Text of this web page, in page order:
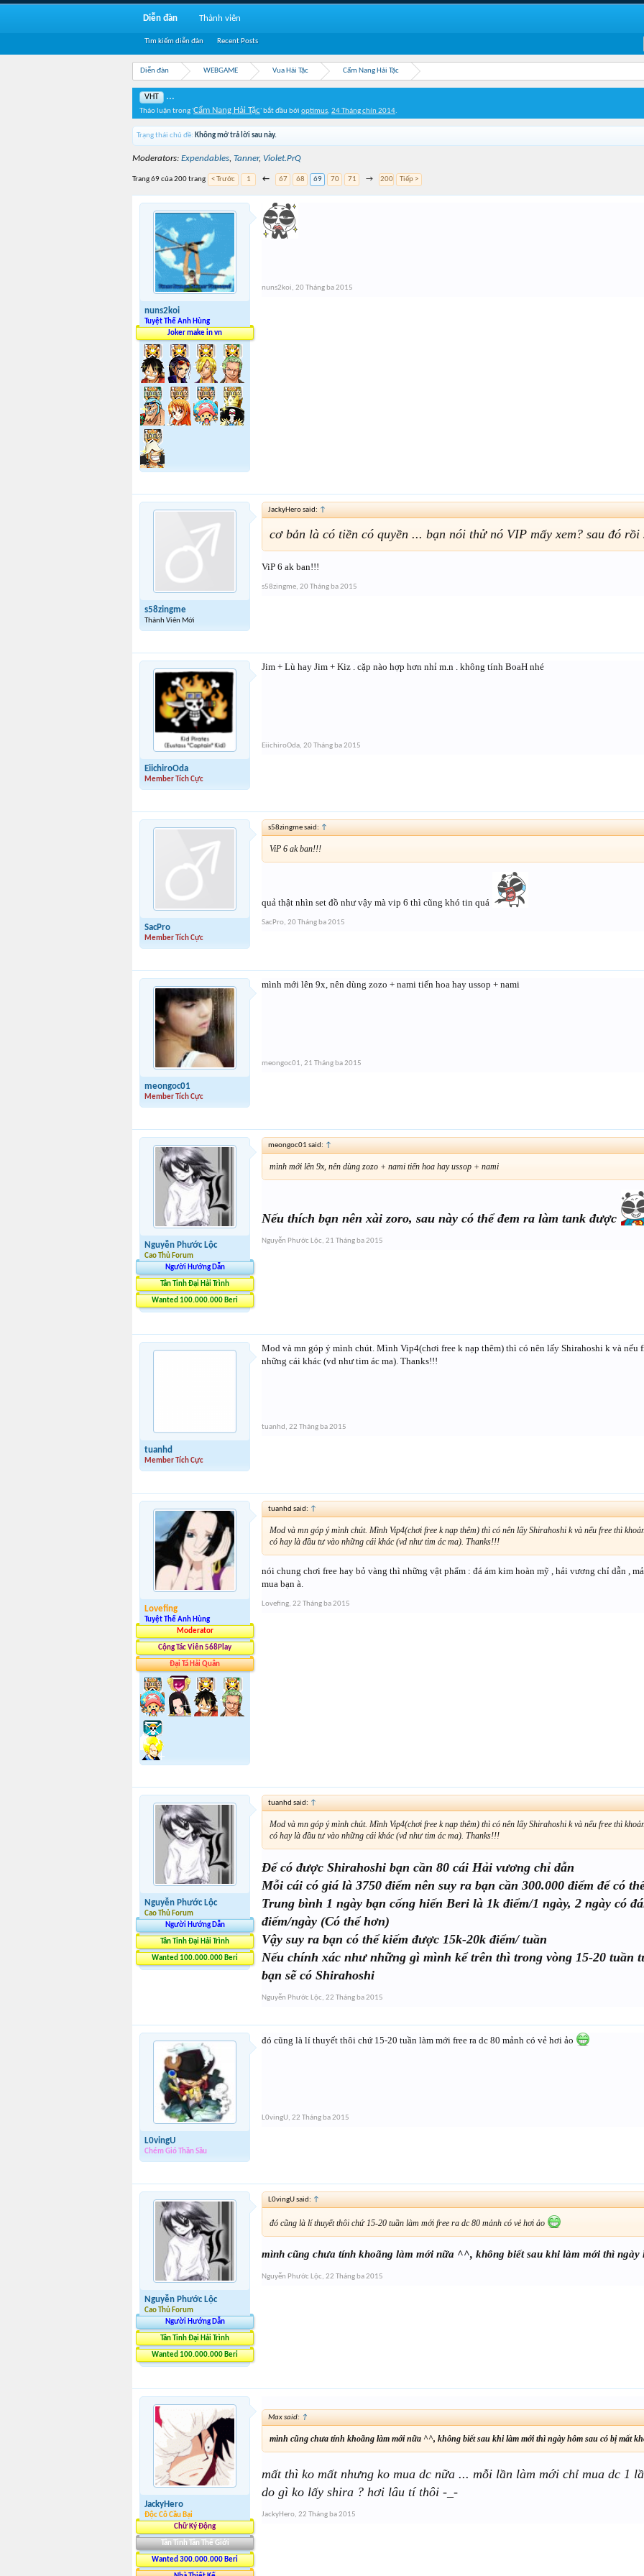
Diễn đàn WEBGAME Vua Hải Tặc Cẩm Nang Hải Tặc
VHT ...
Thảo luận trong 'Cẩm Nang Hải Tặc' bắt đầu bởi optimus, 24 Tháng chín 2014.
Trạng thái chủ đề: Không mở trả lời sau này.
Moderators: Expendables, Tanner, Violet.PrQ
Trang 69 của 200 trang < Trước 1 ← 67 68 69 70 71 → 200 Tiếp >
nuns2koi
Tuyệt Thế Anh Hùng
Joker make in vn
nuns2koi, 20 Tháng ba 2015
s58zingme
Thành Viên Mới
JackyHero said: ↑
cơ bản là có tiền có quyền ... bạn nói thử nó VIP mấy xem? sau đó rồi
ViP 6 ak ban!!!
s58zingme, 20 Tháng ba 2015
EiichiroOda
Member Tích Cực
Jim + Lù hay Jim + Kiz . cặp nào hợp hơn nhỉ m.n . không tính BoaH nhé
EiichiroOda, 20 Tháng ba 2015
SacPro
Member Tích Cực
s58zingme said: ↑
ViP 6 ak ban!!!
quả thật nhìn set đồ như vậy mà vip 6 thì cũng khó tin quá
SacPro, 20 Tháng ba 2015
meongoc01
Member Tích Cực
mình mới lên 9x, nên dùng zozo + nami tiến hoa hay ussop + nami
meongoc01, 21 Tháng ba 2015
Nguyễn Phước Lộc
Cao Thủ Forum
Người Hướng Dẫn
Tân Tinh Đại Hải Trình
Wanted 100.000.000 Beri
meongoc01 said: ↑
mình mới lên 9x, nên dùng zozo + nami tiến hoa hay ussop + nami
Nếu thích bạn nên xài zoro, sau này có thể đem ra làm tank được
Nguyễn Phước Lộc, 21 Tháng ba 2015
tuanhd
Member Tích Cực
Mod và mn góp ý mình chút. Mình Vip4(chơi free k nạp thêm) thì có nên lấy Shirahoshi k và nếu
những cái khác (vd như tim ác ma). Thanks!!!
tuanhd , 22 Tháng ba 2015
Lovefing
Tuyệt Thế Anh Hùng
Moderator
Cộng Tác Viên 568Play
Đại Tá Hải Quân
tuanhd said: ↑
Mod và mn góp ý mình chút. Mình Vip4(chơi free k nạp thêm) thì có nên lấy Shirahoshi k và nếu free thì
có hay là đầu tư vào những cái khác (vd như tim ác ma). Thanks!!!
nói chung chơi free hay bỏ vàng thì những vật phẩm : đá ám kim hoàn mỹ , hải vương chỉ dẫn ,
mua bạn à.
Lovefing, 22 Tháng ba 2015
Nguyễn Phước Lộc
Cao Thủ Forum
Người Hướng Dẫn
Tân Tinh Đại Hải Trình
Wanted 100.000.000 Beri
tuanhd said: ↑
Mod và mn góp ý mình chút. Mình Vip4(chơi free k nạp thêm) thì có nên lấy Shirahoshi k và nếu free thì
có hay là đầu tư vào những cái khác (vd như tim ác ma). Thanks!!!
Để có được Shirahoshi bạn cần 80 cái Hải vương chỉ dẫn
Mỗi cái có giá là 3750 điểm nên suy ra bạn cần 300.000 điểm để có
Trung bình 1 ngày bạn cống hiến Beri là 1k điểm/1 ngày, 2 ngày có
điếm/ngày (Có thể hơn)
Vậy suy ra bạn có thể kiếm được 15k-20k điểm/ tuần
Nếu chính xác như những gì mình kể trên thì trong vòng 15-20 tuần
bạn sẽ có Shirahoshi
Nguyễn Phước Lộc, 22 Tháng ba 2015
L0vingU
Chém Gió Thần Sầu
đó cũng là lí thuyết thôi chứ 15-20 tuần làm mới free ra dc 80 mảnh có vẻ hơi ảo
L0vingU, 22 Tháng ba 2015
Nguyễn Phước Lộc
Cao Thủ Forum
Người Hướng Dẫn
Tân Tinh Đại Hải Trình
Wanted 100.000.000 Beri
L0vingU said: ↑
đó cũng là lí thuyết thôi chứ 15-20 tuần làm mới free ra dc 80 mảnh có vẻ hơi ảo
mình cũng chưa tính khoãng làm mới nữa ^^, không biết sau khi làm mới thì ngày
Nguyễn Phước Lộc, 22 Tháng ba 2015
JackyHero
Độc Cô Cầu Bại
Chữ Ký Động
Tân Tinh Tân Thế Giới
Wanted 300.000.000 Beri
Max said: ↑
mình cũng chưa tính khoãng làm mới nữa ^^, không biết sau khi làm mới thì ngày hôm sau có bị mất
mất thì ko mất nhưng ko mua dc nữa ... mỗi lần làm mới chỉ mua dc 1
do gì ko lấy shira ? hơi lâu tí thôi -_-
JackyHero, 22 Tháng ba 2015
Diễn đàn
Tìm kiếm diễn đàn Recent Posts
Thành viên